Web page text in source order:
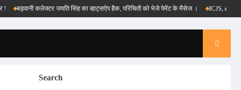
बड़वानी कलेक्टर जयति सिंह का व्हाट्सऐप हैक, परिचितों को भेजे पेमेंट के मैसेज । ICJS, e-DAR और
Search